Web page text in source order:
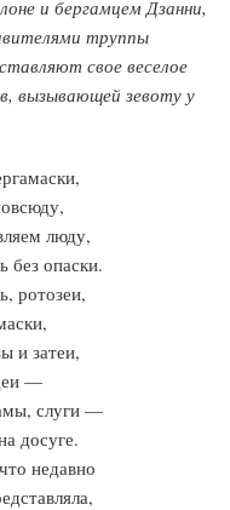
и бергамцем Дзанни,
труппы
свое веселое
вызывающей зевоту у
люду,
без опаски.
ротозеи,
и затеи,
—
слуги —
досуге.
недавно